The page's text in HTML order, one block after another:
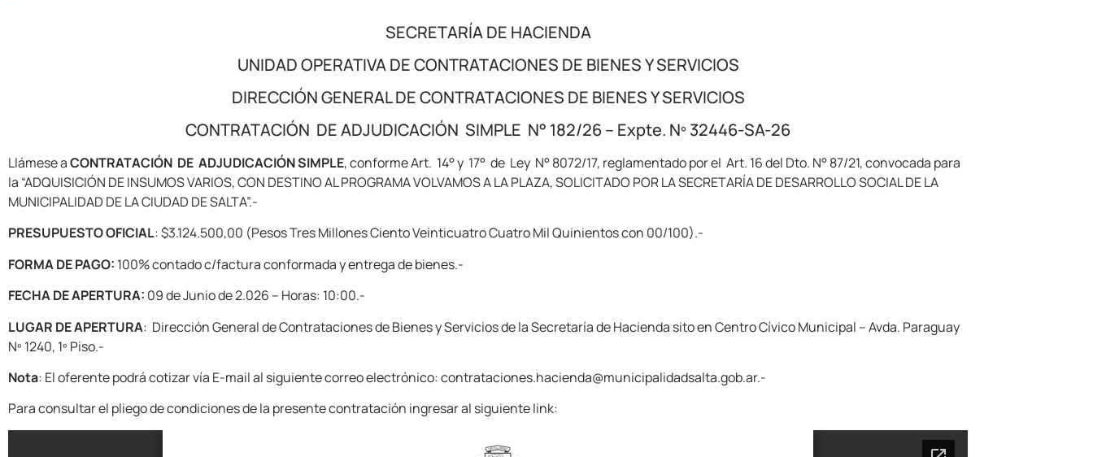
SECRETARÍA DE HACIENDA
UNIDAD OPERATIVA DE CONTRATACIONES DE BIENES Y SERVICIOS
DIRECCIÓN GENERAL DE CONTRATACIONES DE BIENES Y SERVICIOS
CONTRATACIÓN DE ADJUDICACIÓN SIMPLE N° 182/26 – Expte. Nº 32446-SA-26
Llámese aCONTRATACIÓN DE ADJUDICACIÓN SIMPLE, conforme Art. 14° y 17° de Ley N° 8072/17, reglamentado por el Art. 16 del Dto. N° 87/21, convocada para
la “ADQUISICIÓN DE INSUMOS VARIOS, CON DESTINO AL PROGRAMA VOLVAMOS A LA PLAZA, SOLICITADO POR LA SECRETARÍA DE DESARROLLO SOCIAL DE LA
MUNICIPALIDAD DE LA CIUDAD DE SALTA”.-
PRESUPUESTO OFICIAL: $3.124.500,00 (Pesos Tres Millones Ciento Veinticuatro Cuatro Mil Quinientos con 00/100).-
FORMA DE PAGO: 100% contado c/factura conformada y entrega de bienes.-
FECHA DE APERTURA: 09 de Junio de 2.026 – Horas: 10:00.-
LUGAR DE APERTURA: Dirección General de Contrataciones de Bienes y Servicios de la Secretaría de Hacienda sito en Centro Cívico Municipal – Avda. Paraguay
Nº 1240, 1º Piso.-
Nota: El oferente podrá cotizar vía E-mail al siguiente correo electrónico: contrataciones.hacienda@municipalidadsalta.gob.ar.-
Para consultar el pliego de condiciones de la presente contratación ingresar al siguiente link: